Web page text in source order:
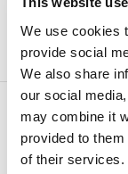
We use cookies
provide social
We also share
our social
may combine it
provided to
of their services.
QUEM
Sobre mim